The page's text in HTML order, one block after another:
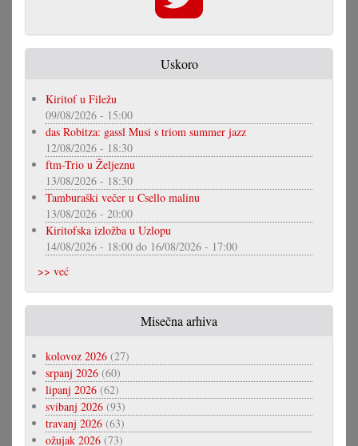
Uskoro
Kiritof u Filežu
09/08/2026 - 15:00
das Robitza: gassl Musi s triom summer jazz
12/08/2026 - 18:30
ftm-Trio u Željeznu
13/08/2026 - 18:30
Tamburaški večer u Csello malinu
13/08/2026 - 20:00
Kiritofska izložba u Uzlopu
14/08/2026 - 18:00 do 16/08/2026 - 17:00
>> već
Misečna arhiva
kolovoz 2026 (27)
srpanj 2026 (60)
lipanj 2026 (62)
svibanj 2026 (93)
travanj 2026 (63)
ožujak 2026 (73)